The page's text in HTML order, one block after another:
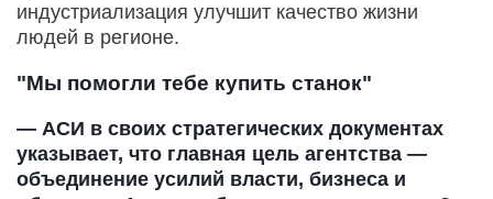
индустриализация улучшит качество жизни
людей в регионе.
"Мы помогли тебе купить станок"
— АСИ в своих стратегических документах
указывает, что главная цель агентства —
объединение усилий власти, бизнеса и